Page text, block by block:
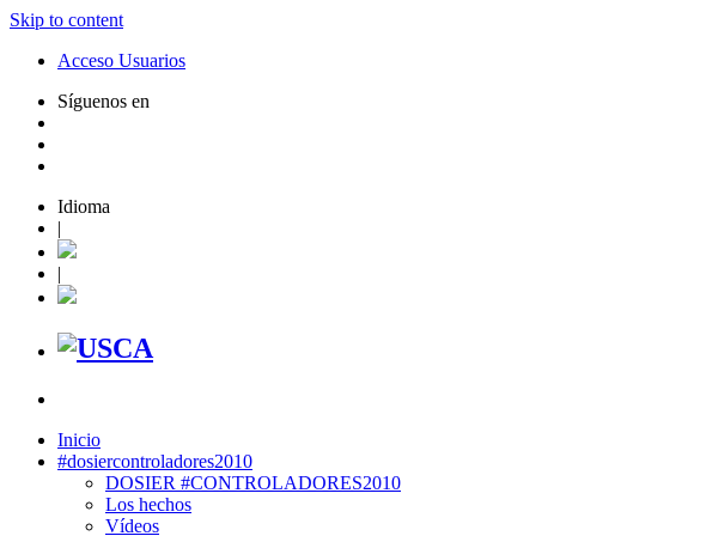
Skip to content
Acceso Usuarios
Síguenos en
Idioma
|
|
Inicio
#dosiercontroladores2010
DOSIER #CONTROLADORES2010
Los hechos
Vídeos